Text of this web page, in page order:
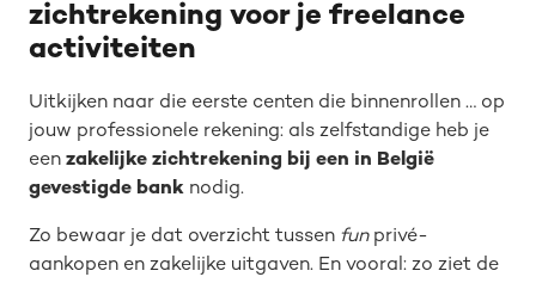
zichtrekening voor je freelance
activiteiten
Uitkijken naar die eerste centen die binnenrollen … op
jouw professionele rekening: als zelfstandige heb je
een zakelijke zichtrekening bij een in België
gevestigde bank nodig.
Zo bewaar je dat overzicht tussen funprivé-
aankopen en zakelijke uitgaven. En vooral: zo ziet de